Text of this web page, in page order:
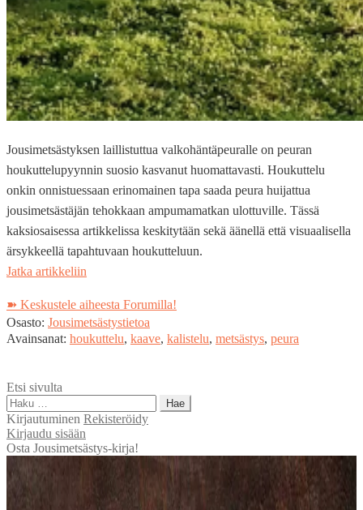
Jousimetsästyksen laillistuttua valkohäntäpeuralle on peuran
houkuttelupyynnin suosio kasvanut huomattavasti. Houkuttelu
onkin onnistuessaan erinomainen tapa saada peura huijattua
jousimetsästäjän tehokkaan ampumamatkan ulottuville. Tässä
kaksiosaisessa artikkelissa keskitytään sekä äänellä että visuaalisella
ärsykkeellä tapahtuvaan houkutteluun.
Jatka artikkeliin
sarvien
kalistelu
käyttö
➽ Keskustele aiheesta Forumilla!
Osasto: Jousimetsästystietoa
Avainsanat: houkuttelu, kaave, kalistelu, metsästys, peura
Etsi sivulta
Haku:
Kirjautuminen Rekisteröidy
Kirjaudu sisään
Osta Jousimetsästys-kirja!